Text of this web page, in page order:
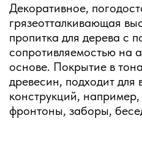
Декоративное,
грязеотталкивающая
пропитка для дерева с
сопротивляемостью на
основе. Покрытие в
древесин, подходит для
конструкций,
фронтоны, заборы,